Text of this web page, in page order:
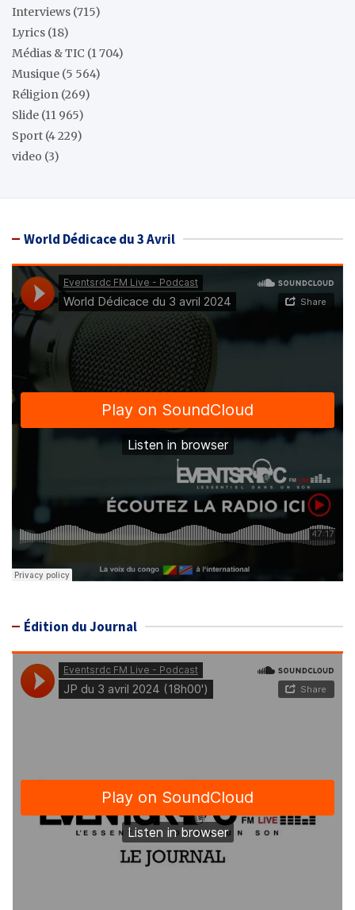
Interviews (715)
Lyrics (18)
Médias & TIC (1 704)
Musique (5 564)
Réligion (269)
Slide (11 965)
Sport (4 229)
video (3)
World Dédicace du 3 Avril
Édition du Journal